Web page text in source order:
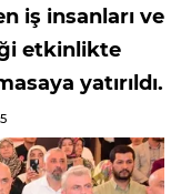
iş insanları ve
etkinlikte
yatırıldı.